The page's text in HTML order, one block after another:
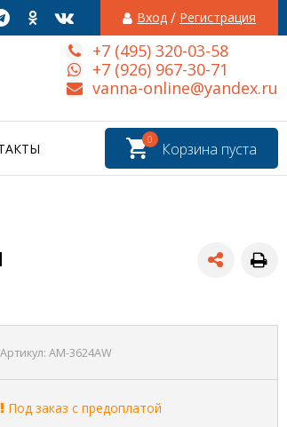
Вход / Регистрация
+7 (495) 320-03-58
+7 (926) 967-30-71
vanna-online@yandex.ru
Корзина пуста
0
Артикул: AM-3624AW
Под заказ с предоплатой